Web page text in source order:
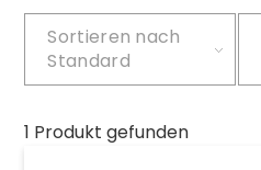
Sortieren nach
Standard
1 Produkt gefunden